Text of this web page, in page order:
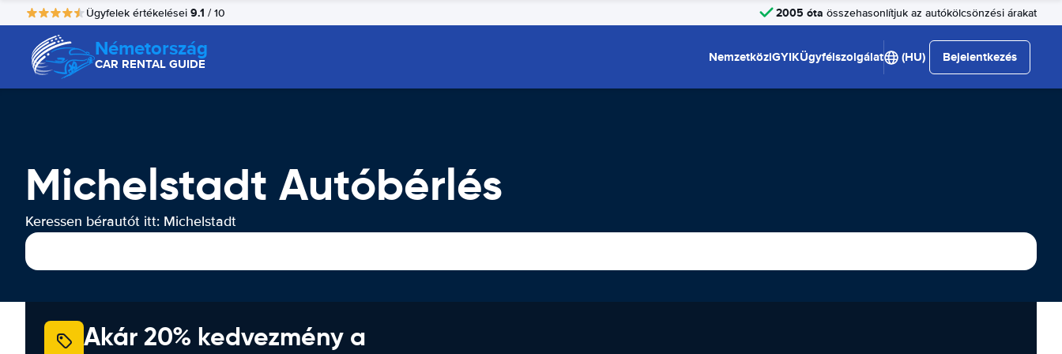
Ügyfelek értékelései 9.1 / 10 2005 óta összehasonlítjuk az autókölcsönzési árakat
Németország
CAR RENTAL GUIDE NemzetköziGYIKÜgyfélszolgálat (HU) Bejelentkezés
Michelstadt Autóbérlés
Keressen bérautót itt: Michelstadt
Akár 20% kedvezmény a